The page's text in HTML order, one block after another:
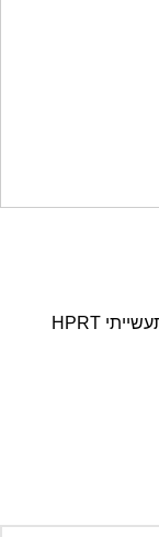
סורק ברקוד דו מימדי חוטי תעשייתי HPRT